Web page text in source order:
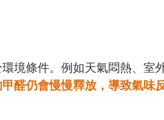
境條件。例如天氣悶熱、室
醛仍會慢慢釋放，導致氣味